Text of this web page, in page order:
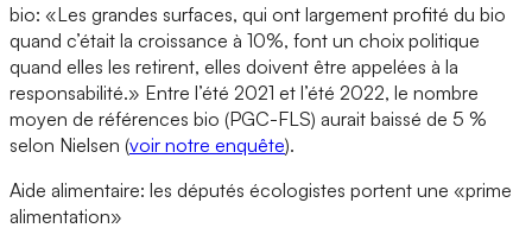
bio: «Les grandes surfaces, qui ont largement profité du bio
quand c’était la croissance à 10%, font un choix politique
quand elles les retirent, elles doivent être appelées à la
responsabilité.» Entre l’été 2021 et l’été 2022, le nombre
moyen de références bio (PGC-FLS) aurait baissé de 5 %
selon Nielsen (voir notre enquête).
Aide alimentaire: les députés écologistes portent une «prime
alimentation»